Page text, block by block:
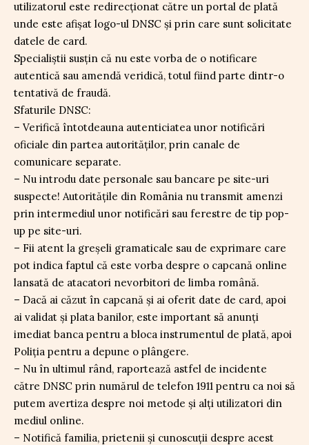
utilizatorul este redirecționat către un portal de plată
unde este afișat logo-ul DNSC și prin care sunt solicitate
datele de card.
Specialiștii susțin că nu este vorba de o notificare
autentică sau amendă veridică, totul fiind parte dintr-o
tentativă de fraudă.
Sfaturile DNSC:
– Verifică întotdeauna autenticiatea unor notificări
oficiale din partea autorităților, prin canale de
comunicare separate.
– Nu introdu date personale sau bancare pe site-uri
suspecte! Autoritățile din România nu transmit amenzi
prin intermediul unor notificări sau ferestre de tip pop-
up pe site-uri.
– Fii atent la greșeli gramaticale sau de exprimare care
pot indica faptul că este vorba despre o capcană online
lansată de atacatori nevorbitori de limba română.
– Dacă ai căzut în capcană și ai oferit date de card, apoi
ai validat și plata banilor, este important să anunți
imediat banca pentru a bloca instrumentul de plată, apoi
Poliția pentru a depune o plângere.
– Nu în ultimul rând, raportează astfel de incidente
către DNSC prin numărul de telefon 1911 pentru ca noi să
putem avertiza despre noi metode și alți utilizatori din
mediul online.
– Notifică familia, prietenii și cunoscuții despre acest